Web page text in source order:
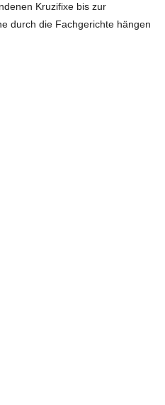
Kruzifixe bis zur
durch die Fachgerichte hängen